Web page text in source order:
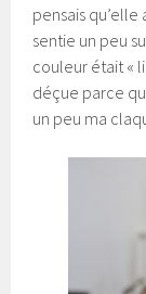
pensais
sentie un peu
couleur était «
déçue parce
un peu ma